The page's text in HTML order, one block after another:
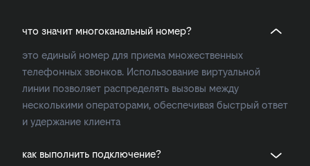
что значит многоканальный номер?
это единый номер для приема множественных
телефонных звонков. Использование виртуальной
линии позволяет распределять вызовы между
несколькими операторами, обеспечивая быстрый ответ
и удержание клиента
как выполнить подключение?